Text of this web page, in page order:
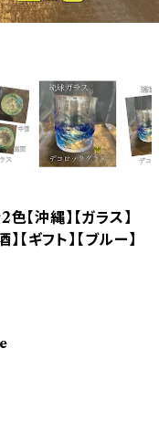
沖縄】【ガラス】
【ギフト】【ブルー】